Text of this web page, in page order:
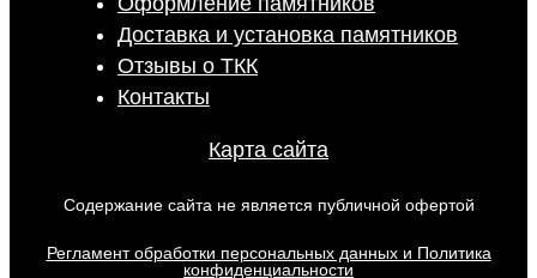
Доставка и установка памятников
Отзывы о ТКК
Контакты
Карта сайта
Содержание сайта не является публичной офертой
Регламент обработки персональных данных и Политика
конфиденциальности